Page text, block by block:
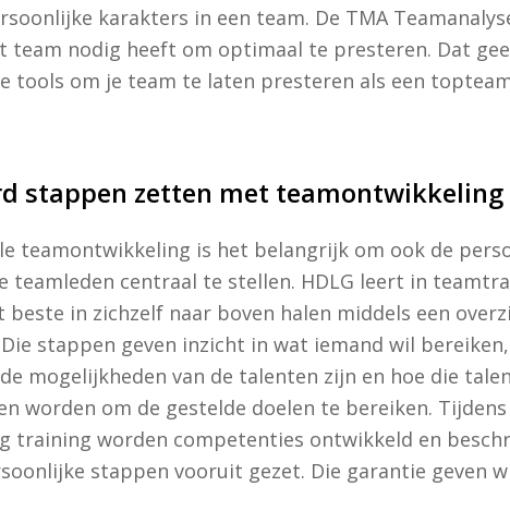
karakters in een team. De TMA
team nodig heeft om optimaal te presteren. Dat
tools om je team te laten presteren als een
stappen zetten met teamontwikkeling
teamontwikkeling is het belangrijk om ook de
teamleden centraal te stellen. HDLG leert in
beste in zichzelf naar boven halen middels een
stappen geven inzicht in wat iemand wil
mogelijkheden van de talenten zijn en hoe die
worden om de gestelde doelen te bereiken. Tijdens
training worden competenties ontwikkeld en
stappen vooruit gezet. Die garantie geven